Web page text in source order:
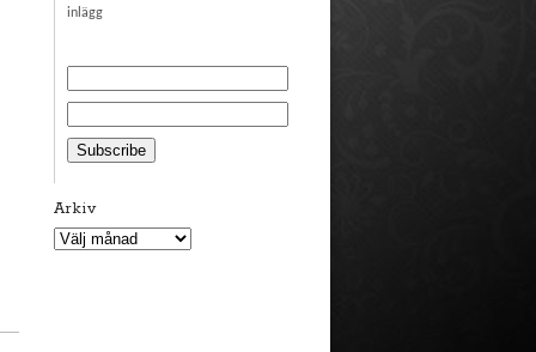
inlägg
Arkiv
Arkiv